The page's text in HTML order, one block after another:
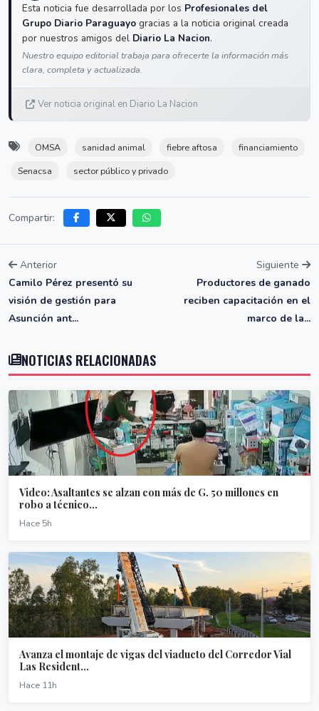
Esta noticia fue desarrollada por los Profesionales del
Grupo Diario Paraguayo gracias a la noticia original creada
por nuestros amigos del Diario La Nacion.
Nuestro equipo editorial trabaja para ofrecerte la información más
clara, completa y actualizada.
Ver noticia original en Diario La Nacion
OMSA sanidad animal fiebre aftosa
financiamiento
Senacsa
sector público y privado
Compartir:
Anterior
Camilo Pérez presentó su
visión de gestión para
Asunción ant...
Siguiente
Productores de ganado
reciben capacitación en el
marco de la...
NOTICIAS RELACIONADAS
Video: Asaltantes se alzan con más de G. 50 millones en
robo a técnico...
Hace 5h
Avanza el montaje de vigas del viaducto del Corredor Vial
Las Resident...
Hace 11h